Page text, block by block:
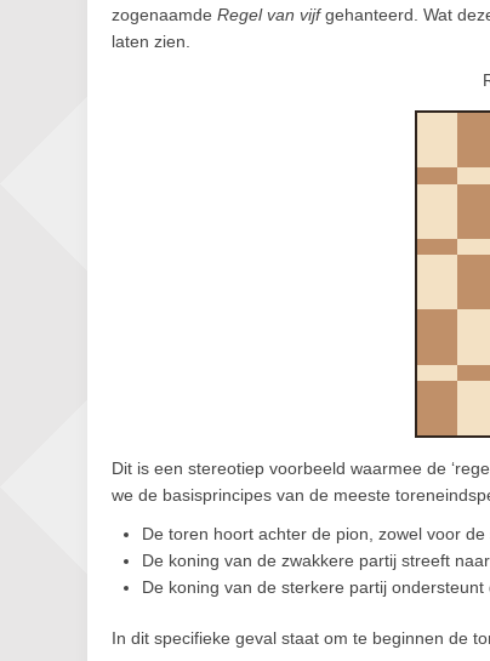
zogenaamde Regel van vijfgehanteerd. Wat
laten zien.
Dit is een stereotiep voorbeeld waarmee de
we de basisprincipes van de meeste
De toren hoort achter de pion, zowel voor
De koning van de zwakkere partij streeft
De koning van de sterkere partij ondersteunt
In dit specifieke geval staat om te beginnen de